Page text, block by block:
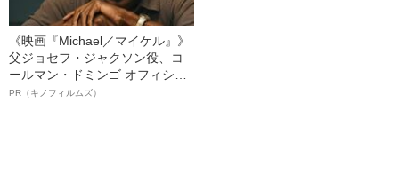
《映画『Michael／マイケル』》
父ジョセフ・ジャクソン役、コ
ールマン・ドミンゴ オフィシャ
ルインタビュー“観客を魅了した
PR（キノフィルムズ）